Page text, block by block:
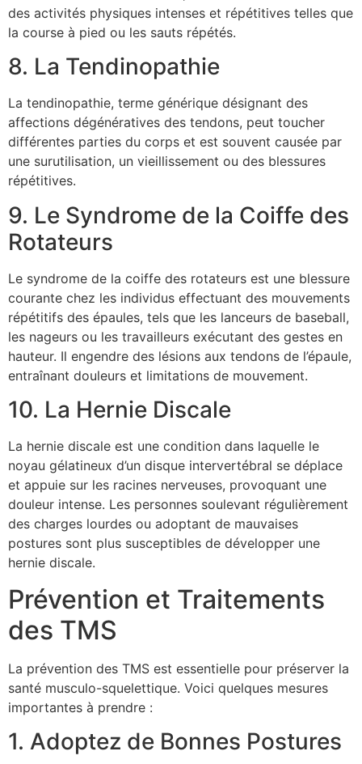
des activités physiques intenses et répétitives telles que
la course à pied ou les sauts répétés.
8. La Tendinopathie
La tendinopathie, terme générique désignant des
affections dégénératives des tendons, peut toucher
différentes parties du corps et est souvent causée par
une surutilisation, un vieillissement ou des blessures
répétitives.
9. Le Syndrome de la Coiffe des
Rotateurs
Le syndrome de la coiffe des rotateurs est une blessure
courante chez les individus effectuant des mouvements
répétitifs des épaules, tels que les lanceurs de baseball,
les nageurs ou les travailleurs exécutant des gestes en
hauteur. Il engendre des lésions aux tendons de l’épaule,
entraînant douleurs et limitations de mouvement.
10. La Hernie Discale
La hernie discale est une condition dans laquelle le
noyau gélatineux d’un disque intervertébral se déplace
et appuie sur les racines nerveuses, provoquant une
douleur intense. Les personnes soulevant régulièrement
des charges lourdes ou adoptant de mauvaises
postures sont plus susceptibles de développer une
hernie discale.
Prévention et Traitements
des TMS
La prévention des TMS est essentielle pour préserver la
santé musculo-squelettique. Voici quelques mesures
importantes à prendre :
1. Adoptez de Bonnes Postures